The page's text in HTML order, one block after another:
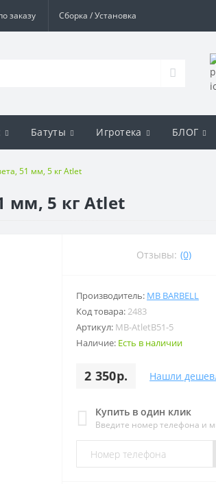
заказу Сборка / Установка
Батуты Игротека БЛОГ
51 мм, 5 кг Atlet
мм, 5 кг Atlet
Отзывы: (0)
Производитель: MB BARBELL
Код товара:2483
Артикул: MB-AtletB51-5
Наличие: Есть в наличии
2 350р. Нашли
Купить в один клик
Введите номер телефона и